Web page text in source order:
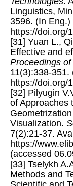
Linguistics,
3596. (In Eng.)
https://doi.org/
[31] Yuan L.,
Effective and
Proceedings
11(3):338-351.
https://doi.org/
[32] Pilyugin
of Approaches
Visualization.
7(2):21-37.
https://
(accessed
[33] Tselykh
Methods and